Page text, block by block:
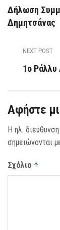
Δήλωση
Δημητσάνας
NEXT POST
1ο
Αφήστε
Η ηλ.
σημειώνονται
Σχόλιο *